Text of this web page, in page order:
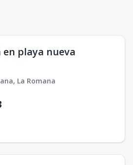
playa nueva
, La Romana